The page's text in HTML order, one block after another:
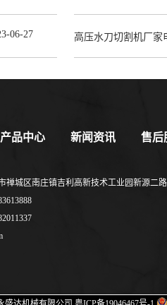
-06-27 高压水刀切割机厂家
产品中心 新闻资讯 售后
禅城区南庄镇吉利高新技术工业园新源二